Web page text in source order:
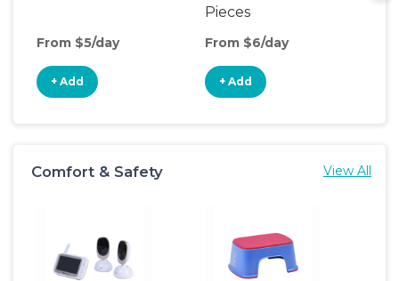
From $5/day
+ Add
Pieces
From $6/day
+ Add
Comfort & Safety View All